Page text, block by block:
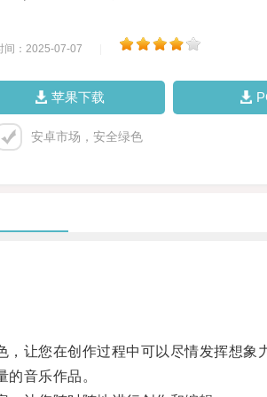
间：2025-07-07
苹果下载
安卓市场，安全绿色
您在创作过程中可以尽情发挥想象
音乐作品。